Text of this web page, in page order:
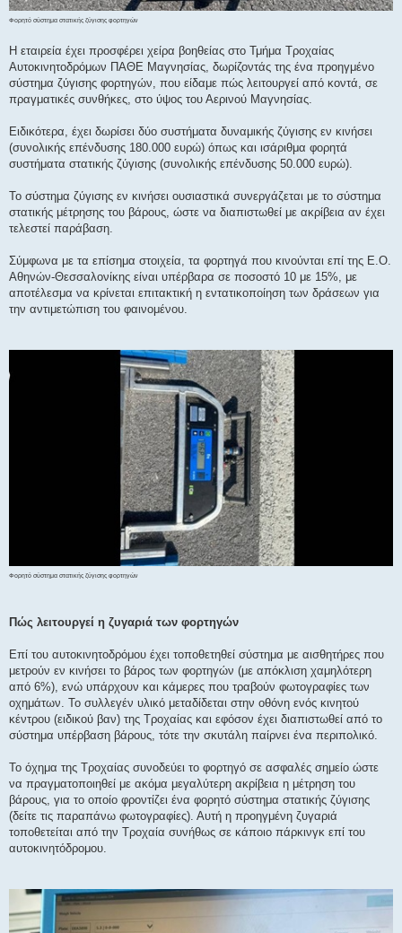
Φορητό σύστημα στατικής ζύγισης φορτηγών
Η εταιρεία έχει προσφέρει χείρα βοηθείας στο Τμήμα Τροχαίας
Αυτοκινητοδρόμων ΠΑΘΕ Μαγνησίας, δωρίζοντάς της ένα προηγμένο
σύστημα ζύγισης φορτηγών, που είδαμε πώς λειτουργεί από κοντά, σε
πραγματικές συνθήκες, στο ύψος του Αερινού Μαγνησίας.
Ειδικότερα, έχει δωρίσει δύο συστήματα δυναμικής ζύγισης εν κινήσει
(συνολικής επένδυσης 180.000 ευρώ) όπως και ισάριθμα φορητά
συστήματα στατικής ζύγισης (συνολικής επένδυσης 50.000 ευρώ).
Το σύστημα ζύγισης εν κινήσει ουσιαστικά συνεργάζεται με το σύστημα
στατικής μέτρησης του βάρους, ώστε να διαπιστωθεί με ακρίβεια αν έχει
τελεστεί παράβαση.
Σύμφωνα με τα επίσημα στοιχεία, τα φορτηγά που κινούνται επί της Ε.Ο.
Αθηνών-Θεσσαλονίκης είναι υπέρβαρα σε ποσοστό 10 με 15%, με
αποτέλεσμα να κρίνεται επιτακτική η εντατικοποίηση των δράσεων για
την αντιμετώπιση του φαινομένου.
Φορητό σύστημα στατικής ζύγισης φορτηγών
Πώς λειτουργεί η ζυγαριά των φορτηγών
Επί του αυτοκινητοδρόμου έχει τοποθετηθεί σύστημα με αισθητήρες που
μετρούν εν κινήσει το βάρος των φορτηγών (με απόκλιση χαμηλότερη
από 6%), ενώ υπάρχουν και κάμερες που τραβούν φωτογραφίες των
οχημάτων. Το συλλεγέν υλικό μεταδίδεται στην οθόνη ενός κινητού
κέντρου (ειδικού βαν) της Τροχαίας και εφόσον έχει διαπιστωθεί από το
σύστημα υπέρβαση βάρους, τότε την σκυτάλη παίρνει ένα περιπολικό.
Το όχημα της Τροχαίας συνοδεύει το φορτηγό σε ασφαλές σημείο ώστε
να πραγματοποιηθεί με ακόμα μεγαλύτερη ακρίβεια η μέτρηση του
βάρους, για το οποίο φροντίζει ένα φορητό σύστημα στατικής ζύγισης
(δείτε τις παραπάνω φωτογραφίες). Αυτή η προηγμένη ζυγαριά
τοποθετείται από την Τροχαία συνήθως σε κάποιο πάρκινγκ επί του
αυτοκινητόδρομου.